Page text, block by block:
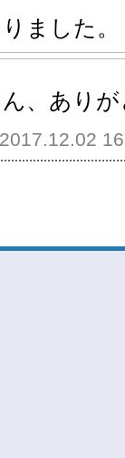
ました。
、あり
2017.12.02